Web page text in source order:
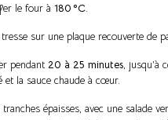
le four à 180 °C.
sur une plaque recouverte de
pendant 20 à 25 minutes, jusqu’à
et la sauce chaude à cœur.
épaisses, avec une salade